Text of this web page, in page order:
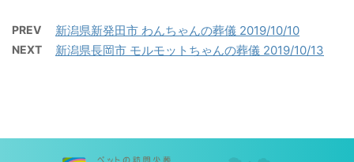
PREV 新潟県新発田市 わんちゃんの葬儀 2019/10/10
NEXT 新潟県長岡市 モルモットちゃんの葬儀 2019/10/13